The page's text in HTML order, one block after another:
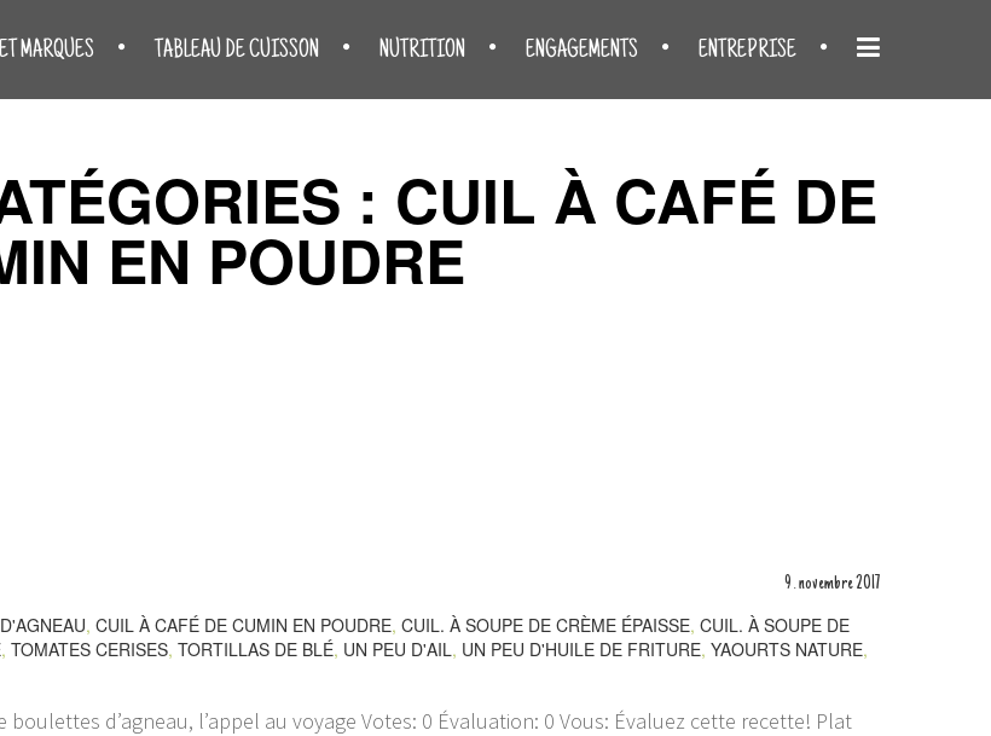
MARQUES TABLEAU DE CUISSON NUTRITION ENGAGEMENTS ENTREPRISE
: CUIL À CAFÉ DE
EN POUDRE
9 . novembre2017
, CUIL À CAFÉ DE CUMIN EN POUDRE, CUIL. À SOUPE DE CRÈME ÉPAISSE, CUIL. À SOUPE DE
, TOMATES CERISES, TORTILLAS DE BLÉ, UN PEU D'AIL, UN PEU D'HUILE DE FRITURE, YAOURTS NATURE,
d’agneau, l’appel au voyage Votes: 0 Évaluation: 0 Vous: Évaluez cette recette! Plat